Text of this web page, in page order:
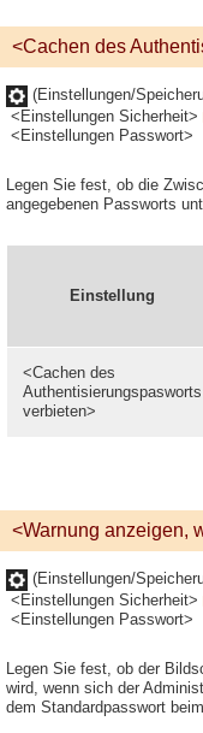
<Cachen des
(Einstellungen/
<Einstellungen Sicherheit>
<Einstellungen Passwort>
Legen Sie fest, ob die
angegebenen Passworts
Einstellung
<Cachen des
Authentisierungspasworts
verbieten>
<Warnung anzeigen,
(Einstellungen/
<Einstellungen Sicherheit>
<Einstellungen Passwort>
Legen Sie fest, ob der
wird, wenn sich der
dem Standardpasswort